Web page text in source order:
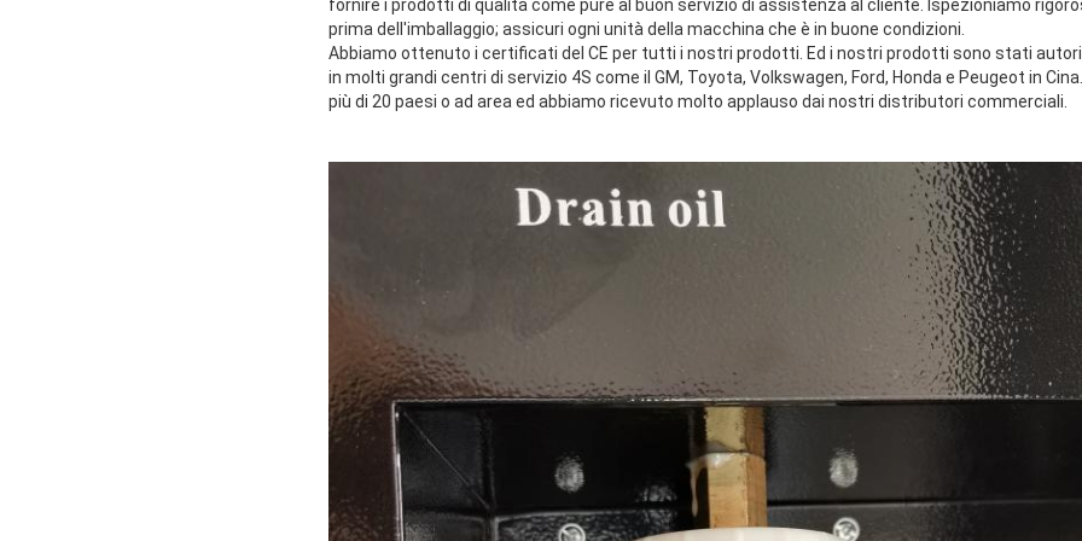
fornire i prodotti di qualità come pure al buon servizio di assistenza al cliente. Ispezioniamo
prima dell'imballaggio; assicuri ogni unità della macchina che è in buone condizioni.
Abbiamo ottenuto i certificati del CE per tutti i nostri prodotti. Ed i nostri prodotti sono stati
in molti grandi centri di servizio 4S come il GM, Toyota, Volkswagen, Ford, Honda e Peugeot in
più di 20 paesi o ad area ed abbiamo ricevuto molto applauso dai nostri distributori commerciali.